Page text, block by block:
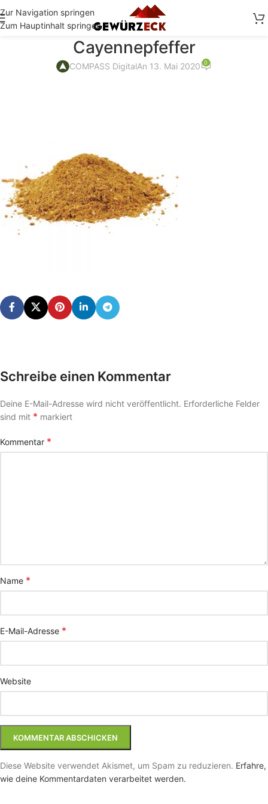
Zur Navigation springen
Zum Hauptinhalt springen
Cayennepfeffer
COMPASS DigitalAn 13. Mai 2020 0
Schreibe einen Kommentar
Deine E-Mail-Adresse wird nicht veröffentlicht. Erforderliche Felder
sind mit * markiert
Kommentar *
Name *
E-Mail-Adresse *
Website
Diese Website verwendet Akismet, um Spam zu reduzieren. Erfahre,
wie deine Kommentardaten verarbeitet werden.